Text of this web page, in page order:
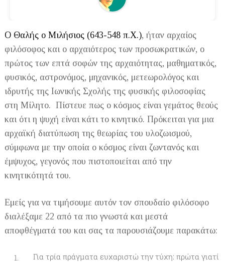
Ο Θαλής ο Μιλήσιος (643-548 π.Χ.), ήταν αρχαίος
φιλόσοφος και ο αρχαιότερος των προσωκρατικών, ο
πρώτος των επτά σοφών της αρχαιότητας, μαθηματικός,
φυσικός, αστρονόμος, μηχανικός, μετεωρολόγος και
ιδρυτής της Ιωνικής Σχολής της φυσικής φιλοσοφίας
στη Μίλητο. Πίστευε πως ο κόσμος είναι γεμάτος θεούς
και ότι η ψυχή είναι κάτι το κινητικό. Πρόκειται για μια
αρχαϊκή διατύπωση της θεωρίας του υλοζωισμού,
σύμφωνα με την οποία ο κόσμος είναι ζωντανός και
έμψυχος, γεγονός που πιστοποιείται από την
κινητικότητά του.
Εμείς για να τιμήσουμε αυτόν τον σπουδαίο φιλόσοφο
διαλέξαμε 22 από τα πιο γνωστά και μεστά
αποφθέγματά του και σας τα παρουσιάζουμε παρακάτω:
Για τρία πράγματα ευχαριστώ την τύχη: πρώτα γιατί